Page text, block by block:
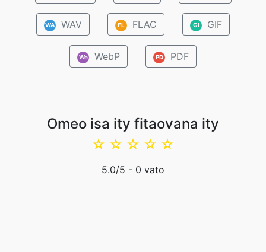
WA WAV FL FLAC GI GIF
We WebP PD PDF
Omeo isa ity fitaovana ity
☆
☆
☆
☆
☆
5.0/5 - 0 vato